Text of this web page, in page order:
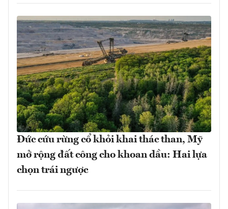
Đức cứu rừng cổ khỏi khai thác than, Mỹ
mở rộng đất công cho khoan dầu: Hai lựa
chọn trái ngược